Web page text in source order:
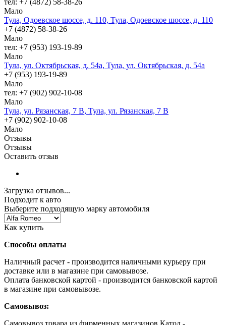
Мало
Тула, Одоевское шоссе, д. 110, Тула, Одоевское шоссе, д. 110
+7 (4872) 58-38-26
Мало
тел: +7 (953) 193-19-89
Мало
Тула, ул. Октябрьская, д. 54а, Тула, ул. Октябрьская, д. 54а
+7 (953) 193-19-89
Мало
тел: +7 (902) 902-10-08
Мало
Тула, ул. Рязанская, 7 В, Тула, ул. Рязанская, 7 В
+7 (902) 902-10-08
Мало
Отзывы
Отзывы
Оставить отзыв
Загрузка отзывов...
Подходит к авто
Выберите подходящую марку автомобиля
Как купить
Способы оплаты
Наличный расчет - производится наличными курьеру при
доставке или в магазине при самовывозе.
Оплата банковской картой - производится банковской картой
в магазине при самовывозе.
Самовывоз:
Самовывоз товара из фирменных магазинов Катод -